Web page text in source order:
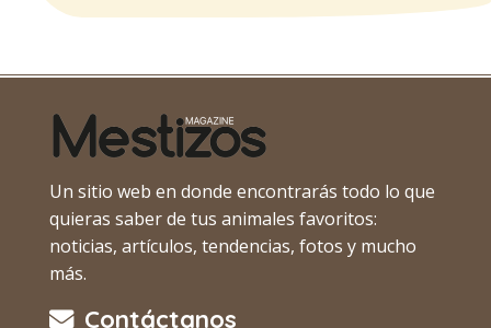
Un sitio web en donde encontrarás todo lo que
quieras saber de tus animales favoritos:
noticias, artículos, tendencias, fotos y mucho
más.
Contáctanos